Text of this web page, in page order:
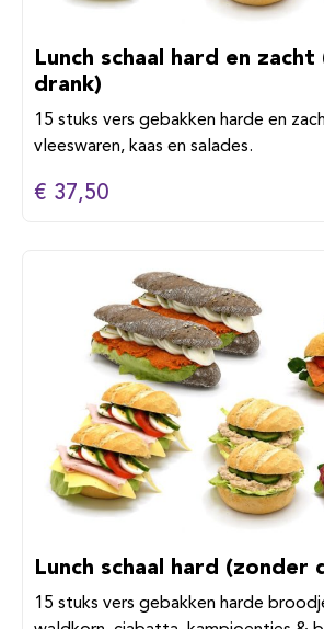
Lunch schaal hard en
drank)
15 stuks vers gebakken harde en
vleeswaren, kaas en salades.
€ 37,50
Lunch schaal hard (zonder
15 stuks vers gebakken harde